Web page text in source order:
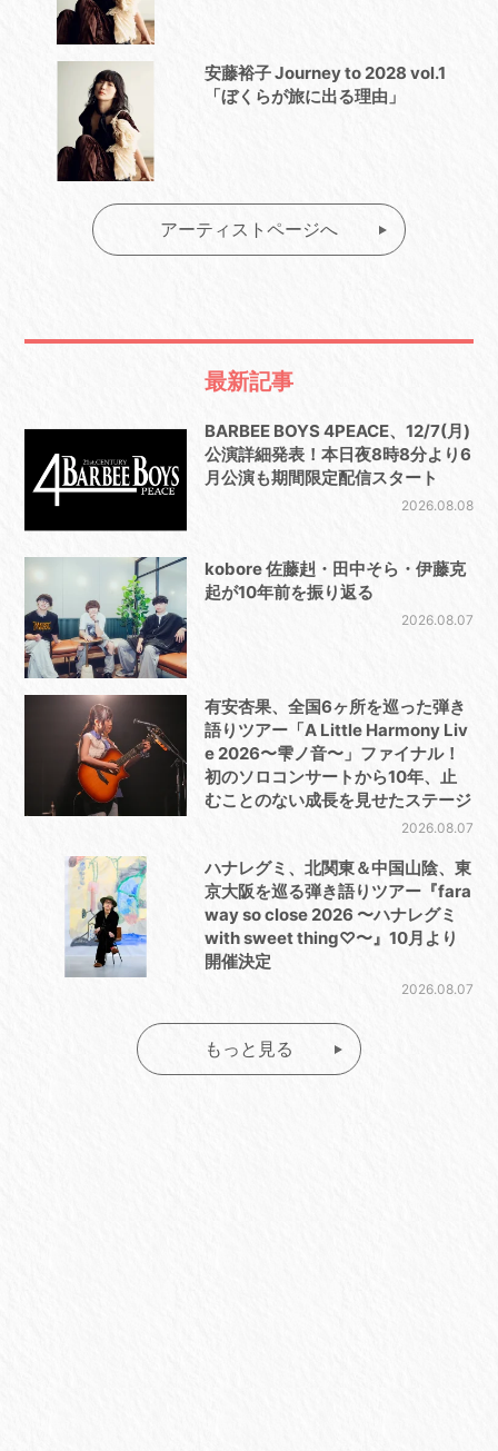
安藤裕子 Journey to 2028 vol.1
「ぼくらが旅に出る理由」
アーティストページへ
最新記事
BARBEE BOYS 4PEACE、12/7(月)
公演詳細発表！本日夜8時8分より6
月公演も期間限定配信スタート
2026.08.08
kobore 佐藤赳・田中そら・伊藤克
起が10年前を振り返る
2026.08.07
有安杏果、全国6ヶ所を巡った弾き
語りツアー「A Little Harmony Liv
e 2026〜雫ノ音〜」ファイナル！
初のソロコンサートから10年、止
むことのない成長を見せたステージ
2026.08.07
ハナレグミ、北関東＆中国山陰、東
京大阪を巡る弾き語りツアー『fara
way so close 2026 〜ハナレグミ
with sweet thing♡〜』10月より
開催決定
2026.08.07
もっと見る